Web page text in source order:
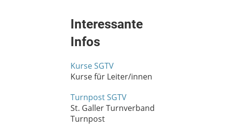
Interessante
Infos
Kurse SGTV
Kurse für Leiter/innen
Turnpost SGTV
St. Galler Turnverband
Turnpost